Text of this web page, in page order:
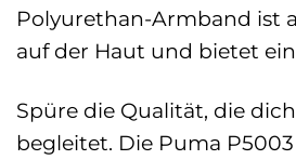
Polyurethan-Armband ist
auf der Haut und bietet
Spüre die Qualität, die
begleitet. Die Puma